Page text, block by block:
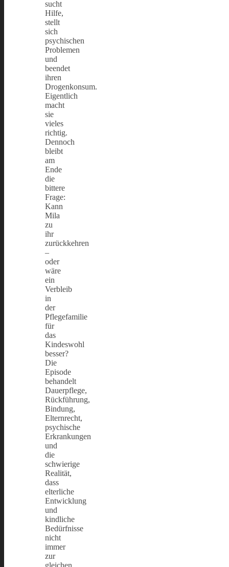
sucht
Hilfe,
stellt
sich
psychischen
Problemen
und
beendet
ihren
Drogenkonsum.
Eigentlich
macht
sie
vieles
richtig.
Dennoch
bleibt
am
Ende
die
bittere
Frage:
Kann
Mila
zu
ihr
zurückkehren
–
oder
wäre
ein
Verbleib
in
der
Pflegefamilie
für
das
Kindeswohl
besser?
Die
Episode
behandelt
Dauerpflege,
Rückführung,
Bindung,
Elternrecht,
psychische
Erkrankungen
und
die
schwierige
Realität,
dass
elterliche
Entwicklung
und
kindliche
Bedürfnisse
nicht
immer
zur